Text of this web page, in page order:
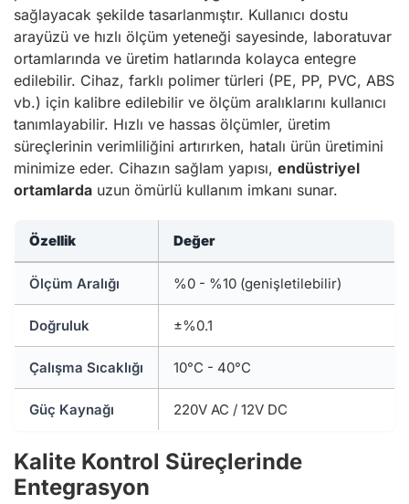
sağlayacak şekilde tasarlanmıştır. Kullanıcı dostu
arayüzü ve hızlı ölçüm yeteneği sayesinde, laboratuvar
ortamlarında ve üretim hatlarında kolayca entegre
edilebilir. Cihaz, farklı polimer türleri (PE, PP, PVC, ABS
vb.) için kalibre edilebilir ve ölçüm aralıklarını kullanıcı
tanımlayabilir. Hızlı ve hassas ölçümler, üretim
süreçlerinin verimliliğini artırırken, hatalı ürün üretimini
minimize eder. Cihazın sağlam yapısı, endüstriyel
ortamlarda uzun ömürlü kullanım imkanı sunar.
Özellik Değer
Ölçüm Aralığı %0 - %10 (genişletilebilir)
Doğruluk ±%0.1
Çalışma Sıcaklığı 10°C - 40°C
Güç Kaynağı 220V AC / 12V DC
Kalite Kontrol Süreçlerinde
Entegrasyon